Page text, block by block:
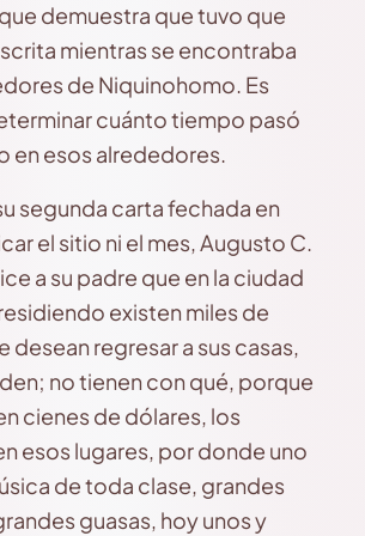
demuestra que tuvo que
mientras se encontraba
de Niquinohomo. Es
cuánto tiempo pasó
en esos alrededores.
segunda carta fechada en
el sitio ni el mes, Augusto C.
a su padre que en la ciudad
existen miles de
desean regresar a sus casas,
no tienen con qué, porque
cienes de dólares, los
esos lugares, por donde uno
de toda clase, grandes
guasas, hoy unos y